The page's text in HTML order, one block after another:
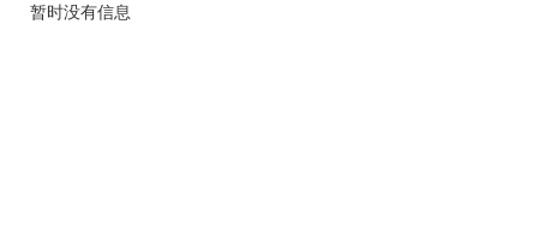
暂时没有信息